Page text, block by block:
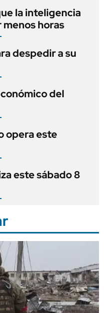
la inteligencia
horas
despedir a su
del
opera este
este sábado 8